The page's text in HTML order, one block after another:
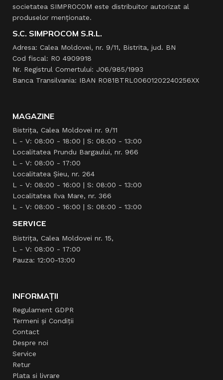
societatea SIMPROCOM este distribuitor autorizat al
produselor menţionate.
S.C. SIMPROCOM S.R.L.
Adresa: Calea Moldovei, nr. 9/11, Bistrita, jud. BN
Cod fiscal: RO 4909918
Nr. Registrul Comertului: J06/985/1993
Banca Transilvania: IBAN RO81BTRL00601202240256XX
MAGAZINE
Bistrița, Calea Moldovei nr. 9/11
L - V: 08:00 - 18:00 | S: 08:00 - 13:00
Localitatea Prundu Bargaului, nr. 966
L - V: 08:00 - 17:00
Localitatea Şieu, nr. 264
L - V: 08:00 - 16:00 | S: 08:00 - 13:00
Localitatea Ilva Mare, nr. 366
L - V: 08:00 - 16:00 | S: 08:00 - 13:00
SERVICE
Bistrița, Calea Moldovei nr. 15,
L - V: 08:00 - 17:00
Pauza: 12:00-13:00
INFORMAȚII
Regulament GDPR
Termeni și Condiții
Contact
Despre noi
Service
Retur
Plata si livrare